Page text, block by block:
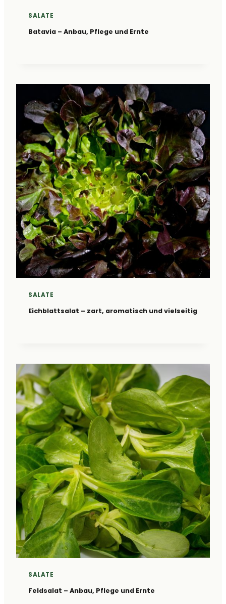
SALATE
Batavia – Anbau, Pflege und Ernte
SALATE
Eichblattsalat – zart, aromatisch und vielseitig
SALATE
Feldsalat – Anbau, Pflege und Ernte